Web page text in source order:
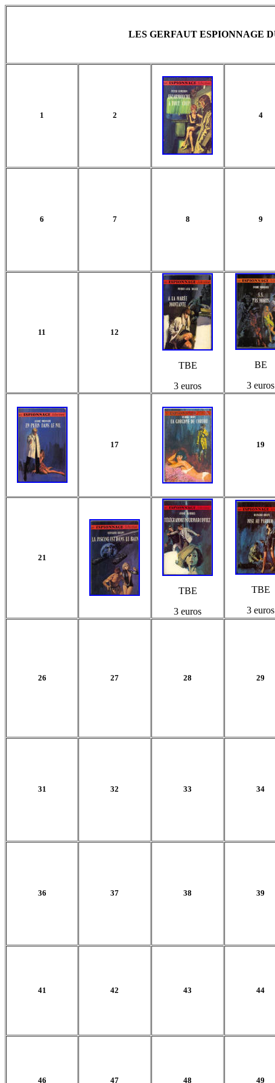
LES GERFAUT ESPIONNAGE
1 2 4
6 7 8 9
11 12
TBE
3 euros
BE
3 euros
17 19
21
TBE
3 euros
TBE
3 euros
26 27 28 29
31 32 33 34
36 37 38 39
41 42 43 44
46 47 48 49